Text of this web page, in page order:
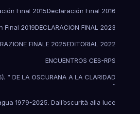
Final 2015Declaración Final 2016
Final 2019DECLARACION FINAL 2023
FINALE 2025EDITORIAL 2022
ENCUENTROS CES-RPS
“ DE LA OSCURANA A LA CLARIDAD
”
1979-2025. Dall’oscurità alla luce